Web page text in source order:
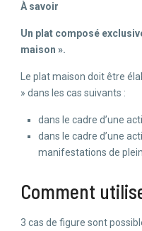
À savoir
Un plat composé
maison ».
Le plat maison doit être
» dans les cas suivants :
dans le cadre d’une
dans le cadre d’une
manifestations de
Comment
3 cas de figure sont